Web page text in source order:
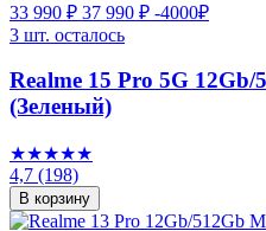
33 990 ₽ 37 990 ₽ -4000₽
3 шт. осталось
Realme 15 Pro 5G 12Gb/
(Зеленый)
★★★★★
4,7 (198)
В корзину